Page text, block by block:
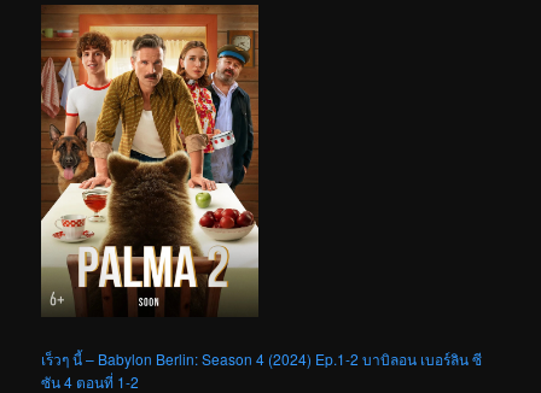
เร็วๆ นี้ – Babylon Berlin: Season 4 (2024) Ep.1-2 บาบิลอน เบอร์ลิน ซี
ซัน 4 ตอนที่ 1-2